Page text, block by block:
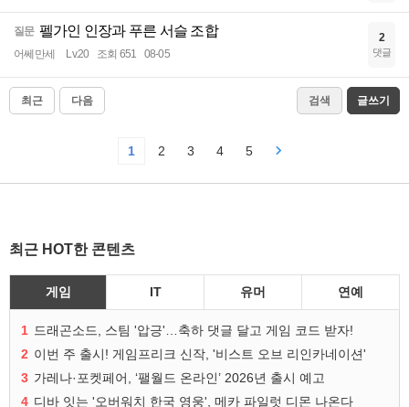
질문 펠가인 인장과 푸른 서슬 조합
어쎄만세 Lv.20 조회 651 08-05
2
댓글
최근 다음 검색 글쓰기
1 2 3 4 5
최근 HOT한 콘텐츠
게임 IT 유머 연예
1 드래곤소드, 스팀 '압긍'…축하 댓글 달고 게임 코드 받자!
2 이번 주 출시! 게임프리크 신작, '비스트 오브 리인카네이션'
3 가레나·포켓페어, ‘팰월드 온라인’ 2026년 출시 예고
4 디바 잇는 '오버워치 한국 영웅', 메카 파일럿 디몬 나온다